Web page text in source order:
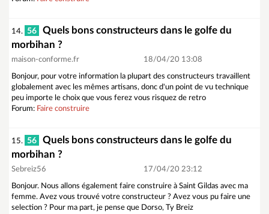
14. 56
Quels bons constructeurs dans le golfe du
morbihan ?
maison-conforme.fr 18/04/20 13:08
Bonjour, pour votre information la plupart des constructeurs travaillent
globalement avec les mêmes artisans, donc d'un point de vu technique
peu importe le choix que vous ferez vous risquez de retro
Forum: Faire construire
15. 56
Quels bons constructeurs dans le golfe du
morbihan ?
Sebreiz56 17/04/20 23:12
Bonjour. Nous allons également faire construire à Saint Gildas avec ma
femme. Avez vous trouvé votre constructeur ? Avez vous pu faire une
selection ? Pour ma part, je pense que Dorso, Ty Breiz